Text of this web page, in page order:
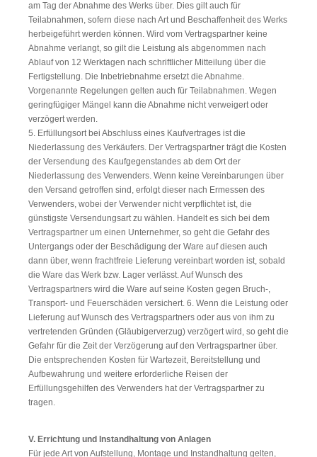
am Tag der Abnahme des Werks über. Dies gilt auch für
Teilabnahmen, sofern diese nach Art und Beschaffenheit des Werks
herbeigeführt werden können. Wird vom Vertragspartner keine
Abnahme verlangt, so gilt die Leistung als abgenommen nach
Ablauf von 12 Werktagen nach schriftlicher Mitteilung über die
Fertigstellung. Die Inbetriebnahme ersetzt die Abnahme.
Vorgenannte Regelungen gelten auch für Teilabnahmen. Wegen
geringfügiger Mängel kann die Abnahme nicht verweigert oder
verzögert werden.
5. Erfüllungsort bei Abschluss eines Kaufvertrages ist die
Niederlassung des Verkäufers. Der Vertragspartner trägt die Kosten
der Versendung des Kaufgegenstandes ab dem Ort der
Niederlassung des Verwenders. Wenn keine Vereinbarungen über
den Versand getroffen sind, erfolgt dieser nach Ermessen des
Verwenders, wobei der Verwender nicht verpflichtet ist, die
günstigste Versendungsart zu wählen. Handelt es sich bei dem
Vertragspartner um einen Unternehmer, so geht die Gefahr des
Untergangs oder der Beschädigung der Ware auf diesen auch
dann über, wenn frachtfreie Lieferung vereinbart worden ist, sobald
die Ware das Werk bzw. Lager verlässt. Auf Wunsch des
Vertragspartners wird die Ware auf seine Kosten gegen Bruch-,
Transport- und Feuerschäden versichert. 6. Wenn die Leistung oder
Lieferung auf Wunsch des Vertragspartners oder aus von ihm zu
vertretenden Gründen (Gläubigerverzug) verzögert wird, so geht die
Gefahr für die Zeit der Verzögerung auf den Vertragspartner über.
Die entsprechenden Kosten für Wartezeit, Bereitstellung und
Aufbewahrung und weitere erforderliche Reisen der
Erfüllungsgehilfen des Verwenders hat der Vertragspartner zu
tragen.
V. Errichtung und Instandhaltung von Anlagen
Für jede Art von Aufstellung, Montage und Instandhaltung gelten,